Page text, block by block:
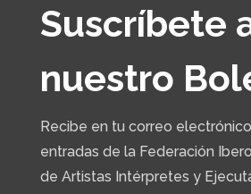
Suscríbete
nuestro
Recibe en tu correo
entradas de la Federación
de Artistas Intérpretes y